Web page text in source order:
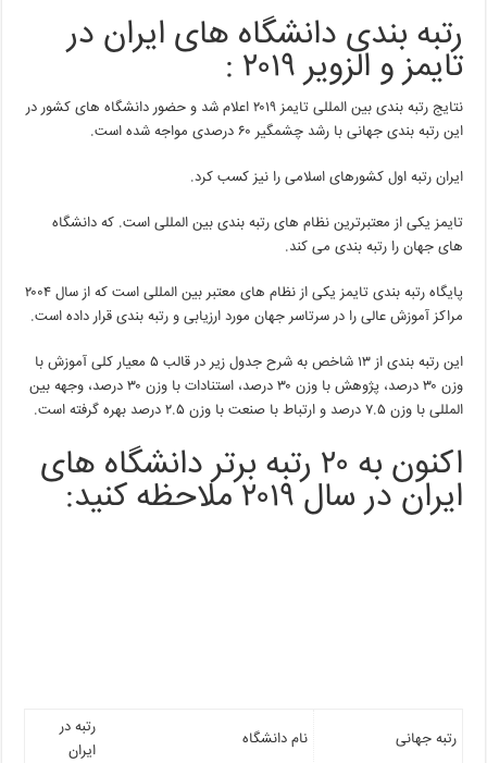
رتبه بندی دانشگاه های ایران در
تایمز و الزویر ۲۰۱۹ :
نتایج رتبه بندی بین المللی تایمز ۲۰۱۹ اعلام شد و حضور دانشگاه های کشور در
این رتبه بندی جهانی با رشد چشمگیر ۶۰ درصدی مواجه شده است.
ایران رتبه اول کشورهای اسلامی را نیز کسب کرد.
تایمز یکی از معتبرترین نظام های رتبه بندی بین المللی است. که دانشگاه
های جهان را رتبه بندی می کند.
پایگاه رتبه بندی تایمز یکی از نظام های معتبر بین المللی است که از سال ۲۰۰۴
مراکز آموزش عالی را در سرتاسر جهان مورد ارزیابی و رتبه بندی قرار داده است.
این رتبه بندی از ۱۳ شاخص به شرح جدول زیر در قالب ۵ معیار کلی آموزش با
وزن ۳۰ درصد، پژوهش با وزن ۳۰ درصد، استنادات با وزن ۳۰ درصد، وجهه بین
المللی با وزن ۷.۵ درصد و ارتباط با صنعت با وزن ۲.۵ درصد بهره گرفته است.
اکنون به ۲۰ رتبه برتر دانشگاه های
ایران در سال ۲۰۱۹ ملاحظه کنید:
رتبه جهانی نام دانشگاه
رتبه در
ایران